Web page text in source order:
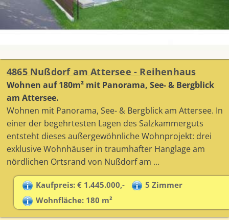
4865 Nußdorf am Attersee - Reihenhaus
Wohnen auf 180m² mit Panorama, See- & Bergblick
am Attersee.
Wohnen mit Panorama, See- & Bergblick am Attersee. In
einer der begehrtesten Lagen des Salzkammerguts
entsteht dieses außergewöhnliche Wohnprojekt: drei
exklusive Wohnhäuser in traumhafter Hanglage am
nördlichen Ortsrand von Nußdorf am ...
Kaufpreis: € 1.445.000,-
5 Zimmer
Wohnfläche: 180 m²